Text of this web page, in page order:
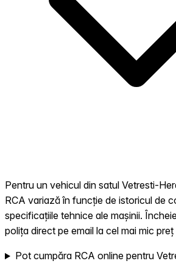
Pentru un vehicul din satul Vetresti-
RCA variază în funcție de istoricul de
specificațiile tehnice ale mașinii.
polița direct pe email la cel mai mic
Pot cumpăra RCA online pentru